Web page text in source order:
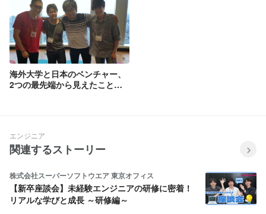
海外大学と日本のベンチャー、
2つの最先端から見えたことー
エンジニア
関連するストーリー
株式会社スーパーソフトウエア 東京オフィス
【新卒座談会】未経験エンジニアの研修に密着！
リアルな学びと成長 ～研修編～